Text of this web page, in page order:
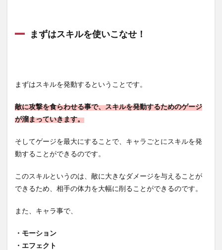
まずはスキルを使いこなせ！
まずはスキルを発動するということです。
敵に攻撃を食らわせる事で、スキルを発動するためのゲージ
が溜まっていきます。
そしてゲージを最大にすることで、キャラごとにスキルを発
動することができるのです。
このスキルというのは、敵に大きなダメージを与えることが
できるため、相手の体力を大幅に削ることができるのです。
また、キャラ事で、
・モーション
・エフェクト